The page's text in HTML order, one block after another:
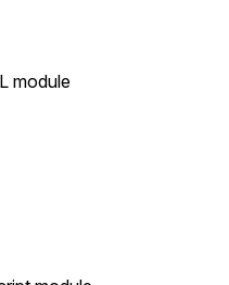
module